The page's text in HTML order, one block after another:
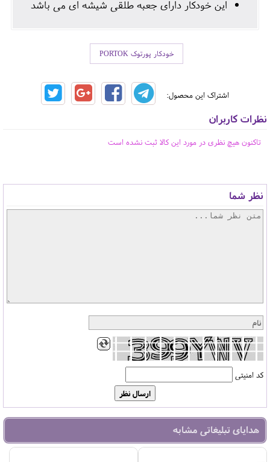
این خودکار دارای جعبه طلقی شیشه ای می باشد
خودکار پورتوک PORTOK
اشتراک این محصول:
نظرات کاربران
تاکنون هیچ نظری در مورد این کالا ثبت نشده است
نظر شما
کد امنیتی
هدایای تبلیغاتی مشابه